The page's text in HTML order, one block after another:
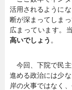
活用されるように
断が深まってしま
広まっています。
高いでしょう 。
今回、下院で民主
進める政治には少
岸の火事ではなく